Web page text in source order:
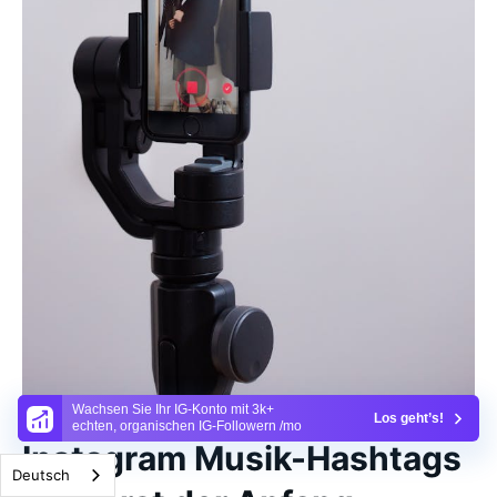
Wachsen Sie Ihr IG-Konto mit 3k+
echten, organischen IG-Followern /mo
Los geht’s!
Instagram Musik-Hashtags
Deutsch